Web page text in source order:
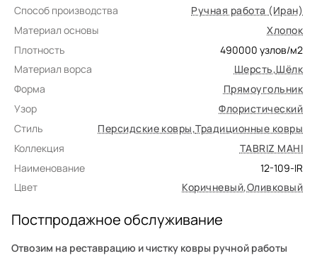
Способ производства
Ручная работа (Иран)
Материал основы
Хлопок
Плотность
490000 узлов/м2
Материал ворса
Шерсть,Шёлк
Форма
Прямоугольник
Узор
Флористический
Стиль
Персидские ковры,Традиционные ковры
Коллекция
TABRIZ MAHI
Наименование
12-109-IR
Цвет
Коричневый,Оливковый
Постпродажное обслуживание
Отвозим на реставрацию и чистку ковры ручной работы